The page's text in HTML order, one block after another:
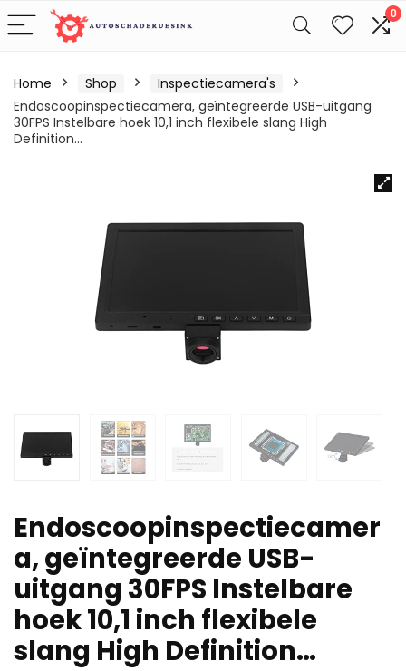
0
Home Shop
Inspectiecamera's
Endoscoopinspectiecamera, geïntegreerde USB-uitgang
30FPS Instelbare hoek 10,1 inch flexibele slang High
Definition…
Endoscoopinspectiecamer
a, geïntegreerde USB-
uitgang 30FPS Instelbare
hoek 10,1 inch flexibele
slang High Definition…